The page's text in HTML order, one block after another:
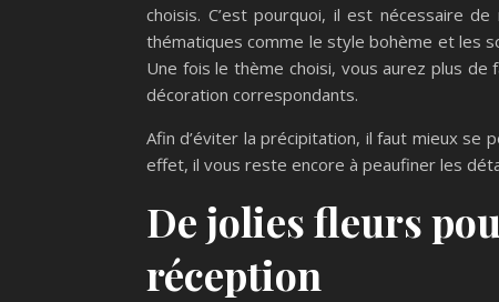
choisis. C’est pourquoi, il est nécessaire
thématiques comme le style bohème et les
Une fois le thème choisi, vous aurez plus
décoration correspondants.
Afin d’éviter la précipitation, il faut mieux se
effet, il vous reste encore à peaufiner les
De jolies fleurs
réception